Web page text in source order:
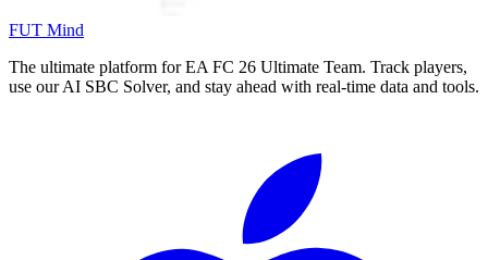
FUT Mind
The ultimate platform for EA FC 26 Ultimate Team. Track players,
use our AI SBC Solver, and stay ahead with real-time data and tools.